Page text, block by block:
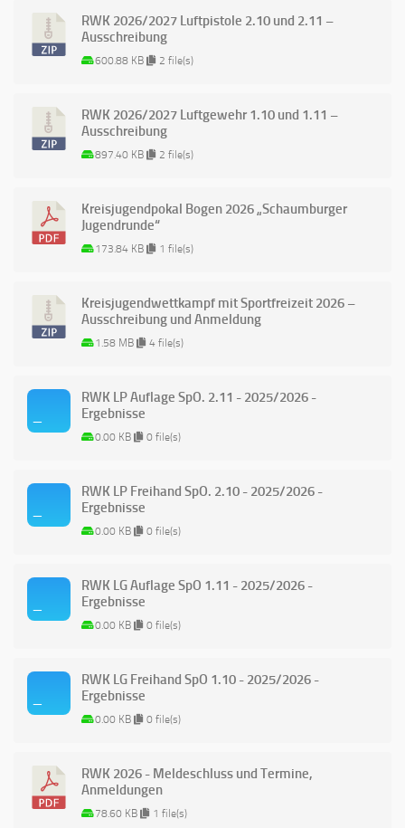
RWK 2026/2027 Luftpistole 2.10 und 2.11 –
Ausschreibung
600.88 KB 2 file(s)
RWK 2026/2027 Luftgewehr 1.10 und 1.11 –
Ausschreibung
897.40 KB 2 file(s)
Kreisjugendpokal Bogen 2026 „Schaumburger
Jugendrunde“
173.84 KB 1 file(s)
Kreisjugendwettkampf mit Sportfreizeit 2026 –
Ausschreibung und Anmeldung
1.58 MB 4 file(s)
RWK LP Auflage SpO. 2.11 - 2025/2026 -
Ergebnisse
0.00 KB 0 file(s)
RWK LP Freihand SpO. 2.10 - 2025/2026 -
Ergebnisse
0.00 KB 0 file(s)
RWK LG Auflage SpO 1.11 - 2025/2026 -
Ergebnisse
0.00 KB 0 file(s)
RWK LG Freihand SpO 1.10 - 2025/2026 -
Ergebnisse
0.00 KB 0 file(s)
RWK 2026 - Meldeschluss und Termine,
Anmeldungen
78.60 KB 1 file(s)